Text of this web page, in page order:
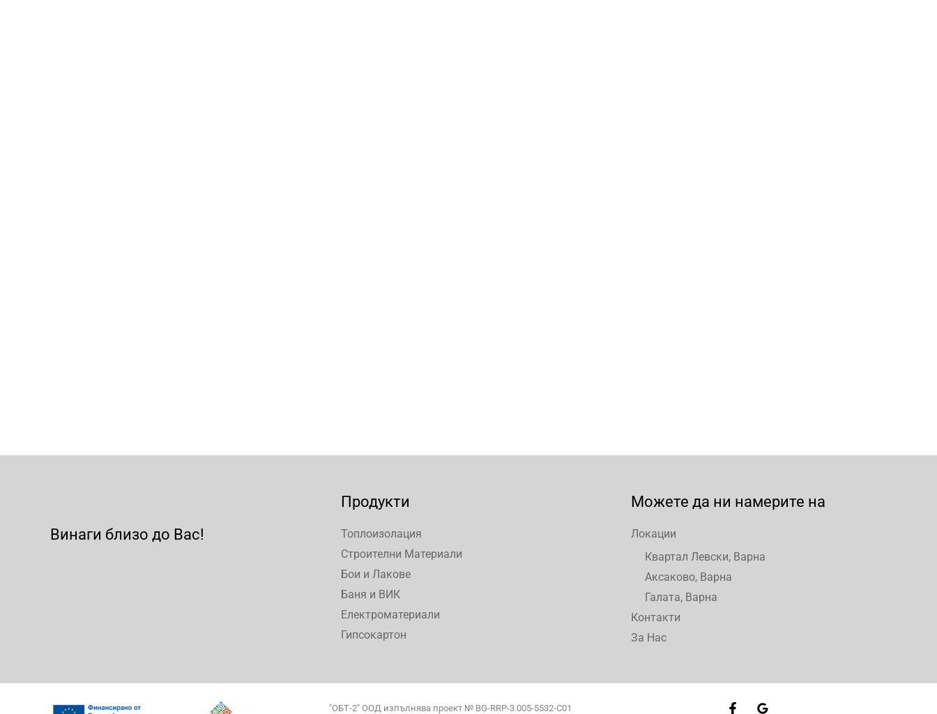
Винаги близо до Вас!
Продукти
Топлоизолация
Строителни Материали
Бои и Лакове
Баня и ВИК
Електроматериали
Гипсокартон
Можете да ни намерите на
Локации
Квартал Левски, Варна
Аксаково, Варна
Галата, Варна
Контакти
За Нас
"ОБТ-2" ООД изпълнява проект № BG-RRP-3.005-5532-С01